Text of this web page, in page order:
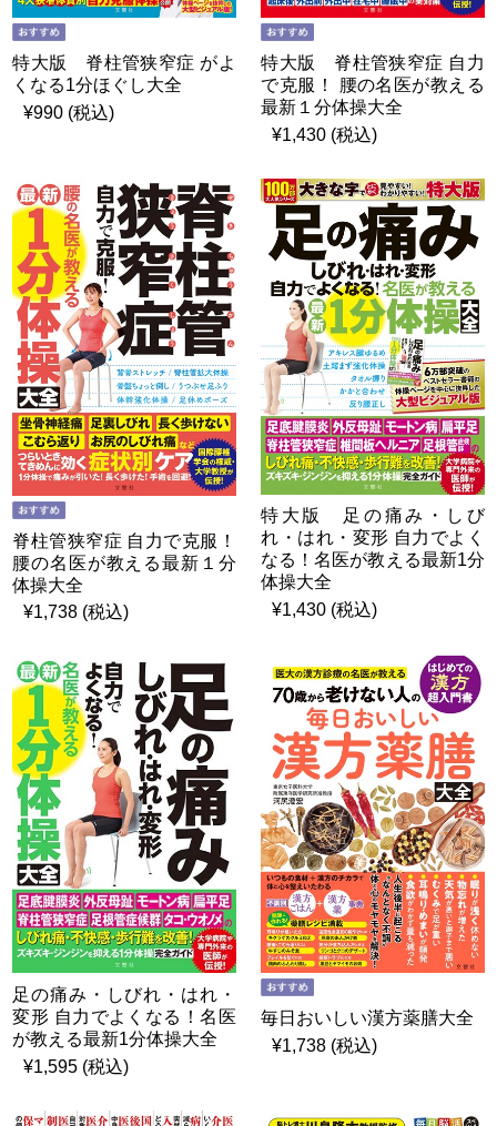
特大版 脊柱管狭窄症 がよ
くなる1分ほぐし大全
¥990 (税込)
特大版 脊柱管狭窄症 自力
で克服！ 腰の名医が教える
最新１分体操大全
¥1,430 (税込)
脊柱管狭窄症 自力で克服！
腰の名医が教える最新１分
体操大全
¥1,738 (税込)
特大版 足の痛み・しび
れ・はれ・変形 自力でよく
なる！名医が教える最新1分
体操大全
¥1,430 (税込)
足の痛み・しびれ・はれ・
変形 自力でよくなる！名医
が教える最新1分体操大全
¥1,595 (税込)
毎日おいしい漢方薬膳大全
¥1,738 (税込)